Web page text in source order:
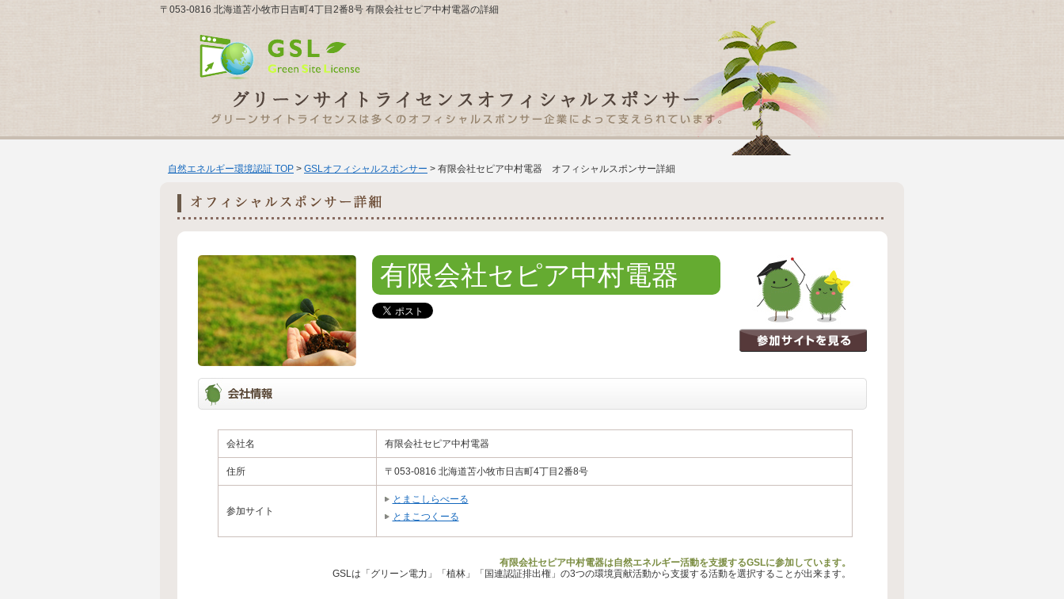
〒053-0816 北海道苫小牧市日吉町4丁目2番8号 有限会社セピア中村電器の詳細
自然エネルギー環境認証 TOP > GSLオフィシャルスポンサー > 有限会社セピア中村電器 オフィシャルスポンサー詳細
有限会社セピア中村電器
会社名 有限会社セピア中村電器
住所 〒053-0816 北海道苫小牧市日吉町4丁目2番8号
参加サイト
とまこしらべーる
とまこつくーる
有限会社セピア中村電器は自然エネルギー活動を支援するGSLに参加しています。
GSLは「グリーン電力」「植林」「国連認証排出権」の3つの環境貢献活動から支援する活動を選択することが出来ます。